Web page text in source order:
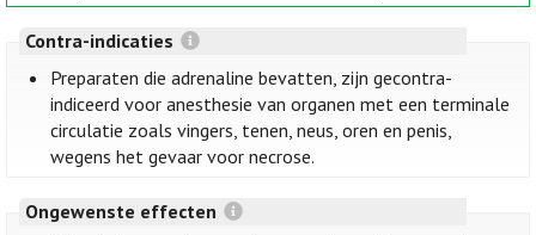
Contra-indicaties
Preparaten die adrenaline bevatten, zijn gecontra-
indiceerd voor anesthesie van organen met een terminale
circulatie zoals vingers, tenen, neus, oren en penis,
wegens het gevaar voor necrose.
Ongewenste effecten